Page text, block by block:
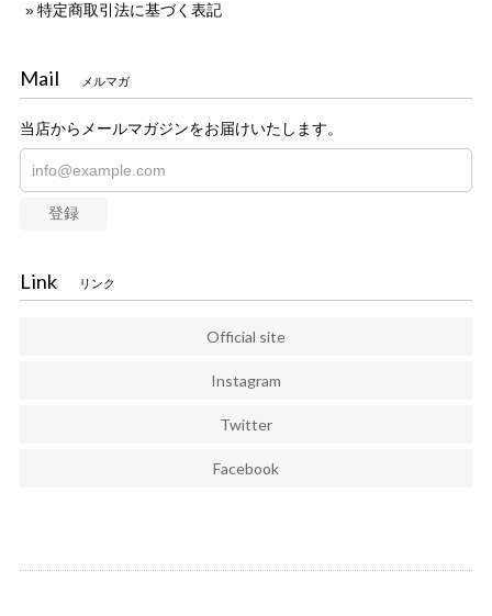
特定商取引法に基づく表記
Mail メルマガ
当店からメールマガジンをお届けいたします。
登録
Link リンク
Official site
Instagram
Twitter
Facebook